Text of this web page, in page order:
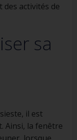
activités de
sa
il est
Ainsi, la fenêtre